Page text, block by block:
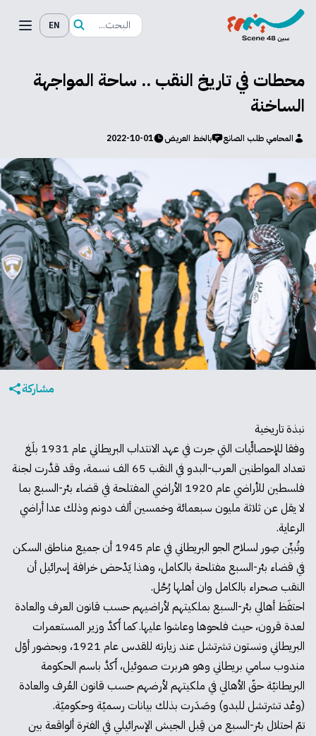
EN
محطات في تاريخ النقب .. ساحة المواجهة
الساخنة
المحامي طلب الصانع بالخط العريض 2022-10-01
مشاركة
نبذة تاريخية
وفقا للإحصائِّيات التي جرت في عهد الانتداب البريطاني عام 1931 بلَغ
تعداد المواطنين العرب-البدو في النقب 65 الف نسمة، وقد قدَّرت لجنة
فلسطين للأراضي عام 1920 الأراضي المفتلحة في قضاء بئر-السبع بما
لا يقل عن ثلاثة مليون سبعمائة وخمسين ألف دونم وذلك عدا أراضي
الرعاية.
وتُبيِّن صِور لسلاح الجو البريطاني في عام 1945 أن جميع مناطق السكن
في قضاء بئر-السبع مفتلحة بالكامل، وهذا يَدْحض خرافة إسرائيل أن
النقب صحراء بالكامل وان أهلها رُحَّل.
احتفَظ أهالي بئر-السبع بملكيتهم لأراضيهم حسب قانون العرف والعادة
لعدة قرون، حيث فلحوها وعاشوا عليها. كما أَكدَّ وزير المستعمرات
البريطاني ونستون تشرتشل عند زيارته للقدس عام 1921، وبحضور أوّل
مندوب سامي بريطاني وهو هربرت صموئيل، أَكدَّ باسم الحكومة
البريطانيّة حقّ الأهالي في ملكيتهم لأرضهم حسب قانون العُرف والعادة
(وعْد تشرتشل للبدو) وصَدَرت بذلك بيانات رسميّة وحكوميّة.
تمّ احتلال بئر-السبع من قِبل الجيش الإسرائيلي في الفترة ألواقعة بين